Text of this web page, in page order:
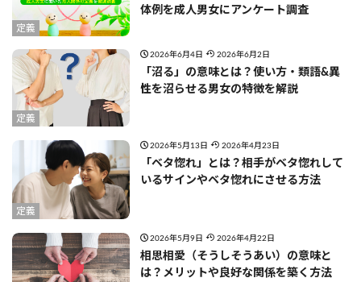
定義
体例を成人男女にアンケート調査
定義
2026年6月4日 2026年6月2日
「沼る」の意味とは？使い方・類語&異
性を沼らせる男女の特徴を解説
定義
2026年5月13日 2026年4月23日
「ベタ惚れ」とは？相手がベタ惚れして
いるサインやベタ惚れにさせる方法
2026年5月9日 2026年4月22日
相思相愛（そうしそうあい）の意味と
は？メリットや良好な関係を築く方法